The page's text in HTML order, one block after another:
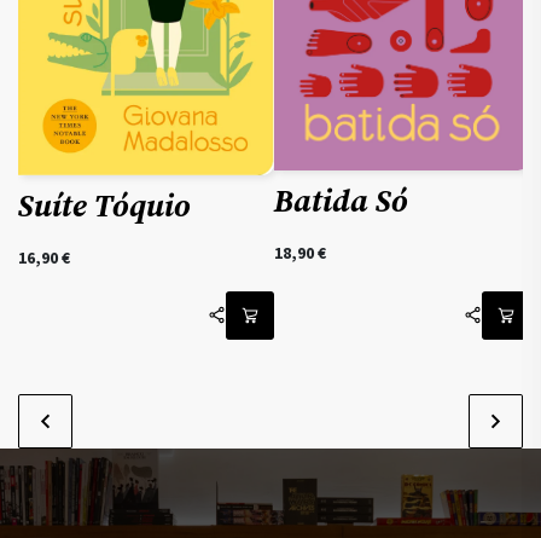
Suíte Tóquio
16,90€
Batida Só
18,90€